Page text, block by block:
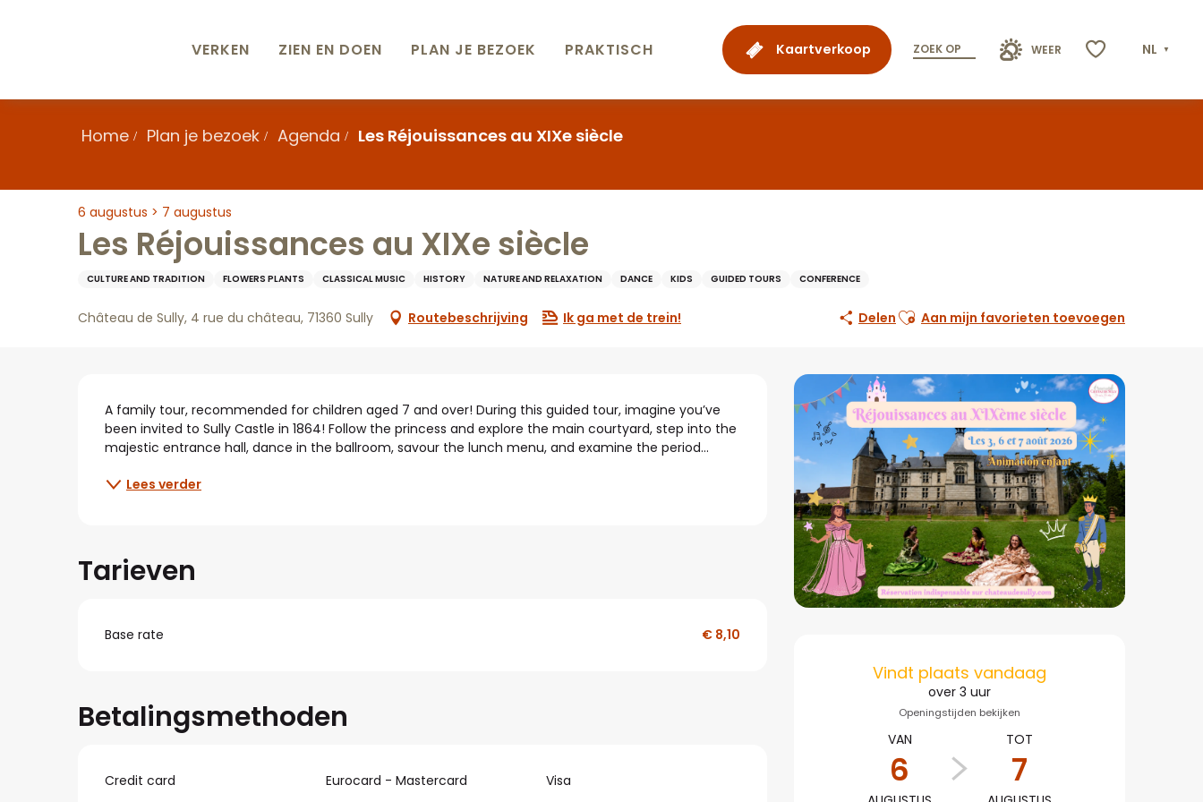
Kaartverkoop ZOEK OP WEER NL
VERKEN ZIEN EN DOEN PLAN JE BEZOEK PRAKTISCH
Home Plan je bezoek Agenda Les Réjouissances au XIXe siècle
6 augustus > 7 augustus
Les Réjouissances au XIXe siècle
CULTURE AND TRADITION FLOWERS PLANTS CLASSICAL MUSIC HISTORY NATURE AND RELAXATION DANCE KIDS GUIDED TOURS CONFERENCE
Château de Sully, 4 rue du château, 71360 Sully Routebeschrijving Ik ga met de trein! Delen Ajouter aux favoris
Aan mijn favorieten toevoegen
Openingstijden en
Vindt plaats vandaag
over 3 uur
Openingstijden bekijken
VAN
6
TOT
7
Beschrijving
A family tour, recommended for children aged 7 and over! During this guided tour, imagine you’ve
been invited to Sully Castle in 1864! Follow the princess and explore the main courtyard, step into the
majestic entrance hall, dance in the ballroom, savour the lunch menu, and examine the period...
Lees verder
Tarieven
Base rate € 8,10
Betalingsmethoden
Credit card Eurocard - Mastercard Visa